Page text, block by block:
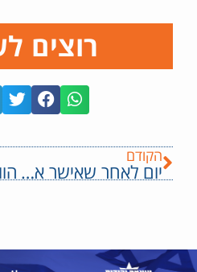
רוצים
הקודם
יום לאחר שאישר את ירושלים – השר בן גביר מאשר את כפר סבא כזכאית לנשק